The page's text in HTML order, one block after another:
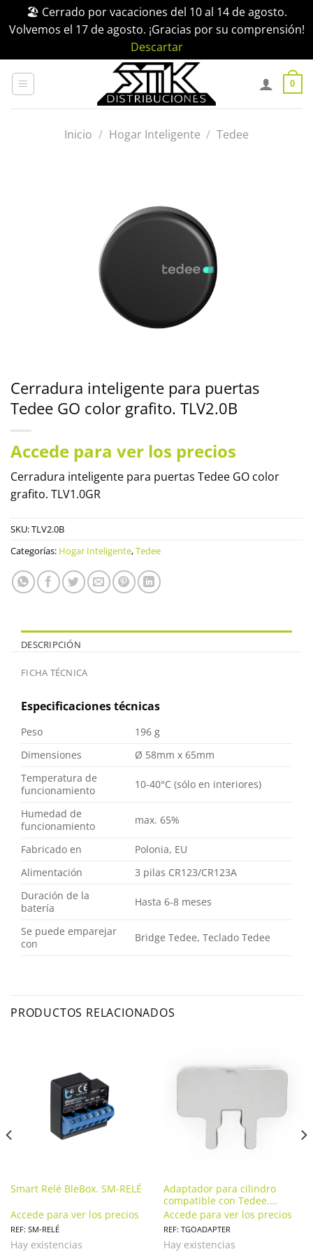
🏖️ Cerrado por vacaciones del 10 al 14 de agosto.
Volvemos el 17 de agosto. ¡Gracias por su comprensión!
Descartar
0
Inicio / Hogar Inteligente / Tedee
Cerradura inteligente para puertas
Tedee GO color grafito. TLV2.0B
Accede para ver los precios
Cerradura inteligente para puertas Tedee GO color
grafito. TLV1.0GR
SKU:TLV2.0B
Categorías: Hogar Inteligente,Tedee
DESCRIPCIÓN
FICHA TÉCNICA
Especificaciones técnicas
Peso
196 g
Dimensiones
Ø 58mm x 65mm
Temperatura de
funcionamiento
10-40°C (sólo en interiores)
Humedad de
funcionamiento
max. 65%
Fabricado en
Polonia, EU
Alimentación
3 pilas CR123/CR123A
Duración de la
batería
Hasta 6-8 meses
Se puede emparejar
con
Bridge Tedee, Teclado Tedee
PRODUCTOS RELACIONADOS
Smart Relé BleBox. SM-RELÉ
Accede para ver los precios
REF: SM-RELÉ
Hay existencias
Adaptador para cilindro
compatible con Tedee.
TGOADAPTER
Accede para ver los precios
REF: TGOADAPTER
Hay existencias